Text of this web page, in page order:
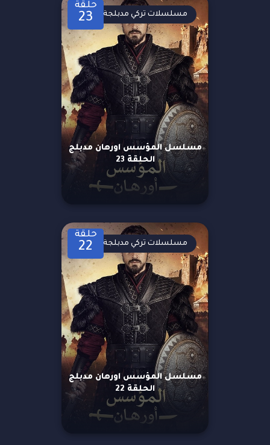
حلقة
23
مسلسل المؤسس اورهان مدبلج
الحلقة 23
مسلسلات تركي مدبلجة
حلقة
22
مسلسل المؤسس اورهان مدبلج
الحلقة 22
مسلسلات تركي مدبلجة